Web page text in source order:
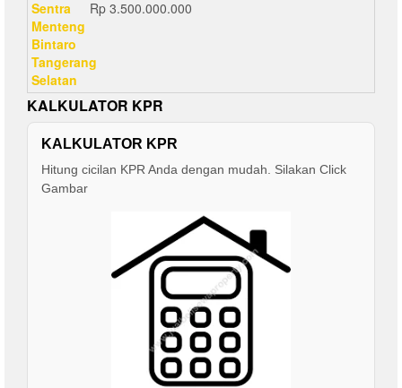
Rp 3.500.000.000
KALKULATOR KPR
KALKULATOR KPR
Hitung cicilan KPR Anda dengan mudah. Silakan Click
Gambar